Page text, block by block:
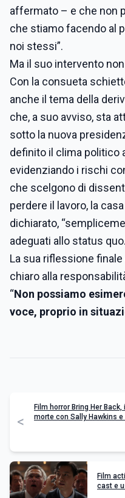
affermato – e che non
che stiamo facendo al
noi stessi”.
Ma il suo intervento
Con la consueta
anche il tema della
che, a suo avviso, sta
sotto la nuova
definito il clima politico
evidenziando i rischi
che scelgono di
perdere il lavoro, la
dichiarato,
adeguati allo status
La sua riflessione
chiaro alla
“Non possiamo
voce, proprio in
<
Film horror Bring Her
morte con Sally Hawkins e
Film
cast e